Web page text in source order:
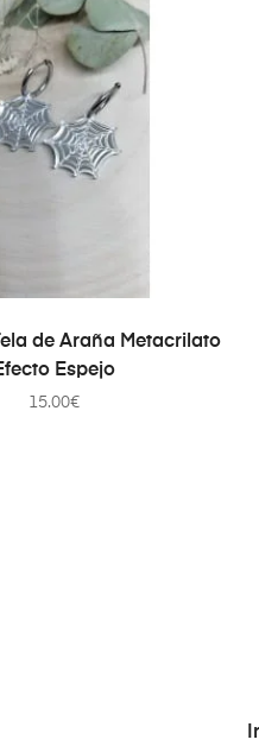
AL CARRITO
de Araña Metacrilato
Espejo
15.00€